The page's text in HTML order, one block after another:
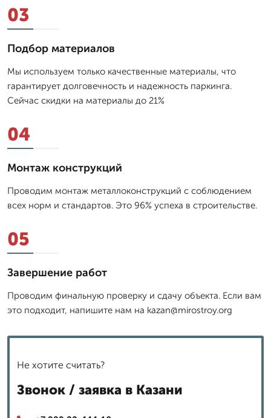
03
Подбор материалов
Мы используем только качественные материалы, что
гарантирует долговечность и надежность паркинга.
Сейчас скидки на материалы до 21%
04
Монтаж конструкций
Проводим монтаж металлоконструкций с соблюдением
всех норм и стандартов. Это 96% успеха в строительстве.
05
Завершение работ
Проводим финальную проверку и сдачу объекта. Если вам
это подходит, напишите нам на kazan@mirostroy.org
Не хотите считать?
Звонок / заявка в Казани